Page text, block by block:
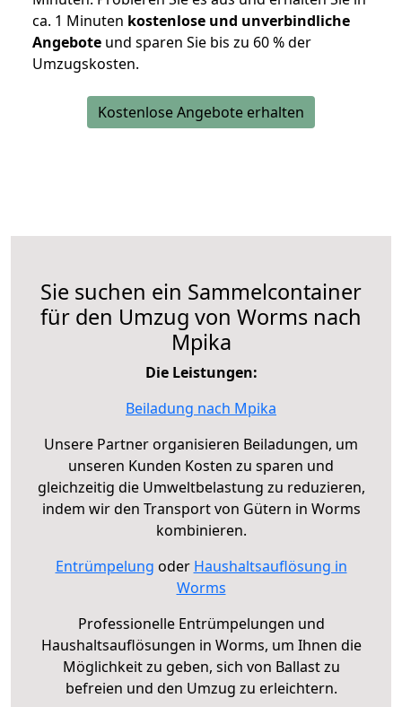
ca. 1 Minuten kostenlose und unverbindliche
Angebote und sparen Sie bis zu 60 % der
Umzugskosten.
Kostenlose Angebote erhalten
Sie suchen ein Sammelcontainer
für den Umzug von Worms nach
Mpika
Die Leistungen:
Beiladung nach Mpika
Unsere Partner organisieren Beiladungen, um
unseren Kunden Kosten zu sparen und
gleichzeitig die Umweltbelastung zu reduzieren,
indem wir den Transport von Gütern in Worms
kombinieren.
Entrümpelung oder Haushaltsauflösung in
Worms
Professionelle Entrümpelungen und
Haushaltsauflösungen in Worms, um Ihnen die
Möglichkeit zu geben, sich von Ballast zu
befreien und den Umzug zu erleichtern.